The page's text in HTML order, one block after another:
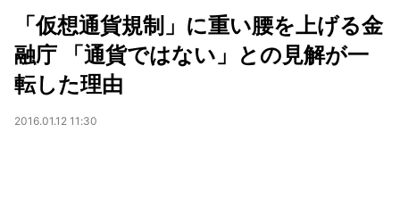
「仮想通貨規制」に重い腰を上げる金
融庁 「通貨ではない」との見解が一
転した理由
2016.01.12 11:30